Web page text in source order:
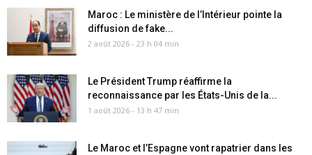
Maroc : Le ministère de l’Intérieur pointe la
diffusion de fake...
2 août 2026 - 23 h 04 min
Le Président Trump réaffirme la
reconnaissance par les États-Unis de la...
1 août 2026 - 13 h 47 min
Le Maroc et l’Espagne vont rapatrier dans les